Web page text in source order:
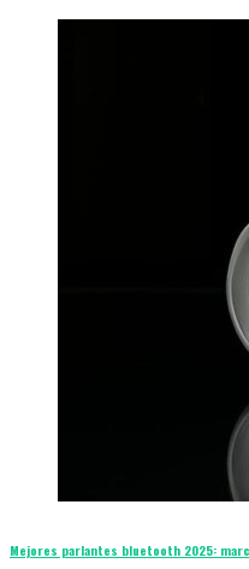
Mejores parlantes bluetooth 2025: